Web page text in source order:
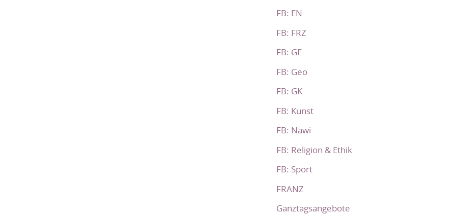
FB: EN
FB: FRZ
FB: GE
FB: Geo
FB: GK
FB: Kunst
FB: Nawi
FB: Religion & Ethik
FB: Sport
FRANZ
Ganztagsangebote